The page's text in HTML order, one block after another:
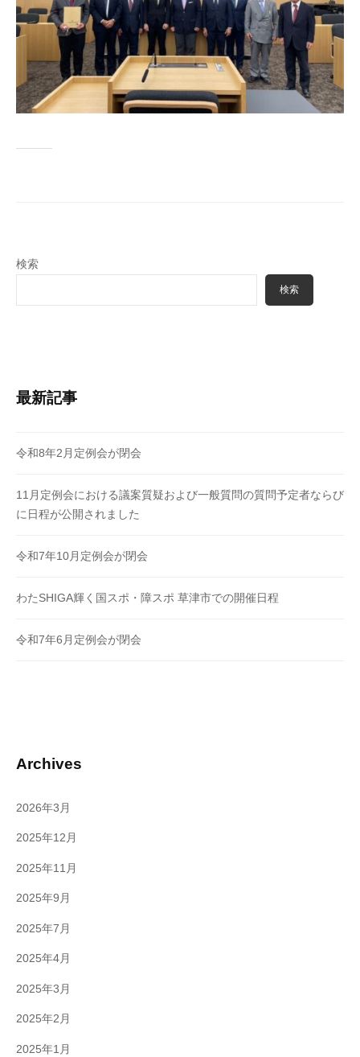
検索
検索
最新記事
令和8年2月定例会が閉会
11月定例会における議案質疑および一般質問の質問予定者ならび
に日程が公開されました
令和7年10月定例会が閉会
わたSHIGA輝く国スポ・障スポ 草津市での開催日程
令和7年6月定例会が閉会
Archives
2026年3月
2025年12月
2025年11月
2025年9月
2025年7月
2025年4月
2025年3月
2025年2月
2025年1月